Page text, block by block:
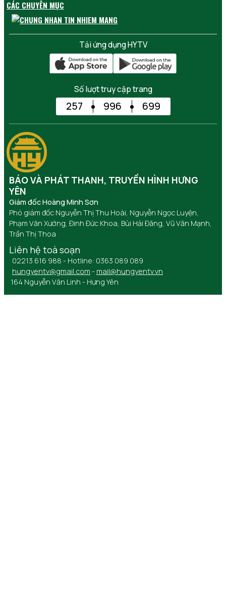
CÁC CHUYÊN MỤC
Tải ứng dụng HYTV
Số lượt truy cập trang
257 996 699
BÁO VÀ PHÁT THANH, TRUYỀN HÌNH HƯNG
YÊN
Giám đốc Hoàng Minh Sơn
Phó giám đốc Nguyễn Thị Thu Hoài, Nguyễn Ngọc Luyện,
Phạm Văn Xướng, Đinh Đức Khoa, Bùi Hải Đăng, Vũ Văn Mạnh,
Trần Thị Thoa
Liên hệ toà soạn
02213 616 988 - Hotline: 0363 089 089
hungyentv@gmail.com - mail@hungyentv.vn
164 Nguyễn Văn Linh - Hưng Yên